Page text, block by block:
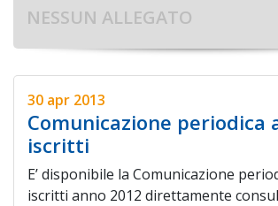
NESSUN ALLEGATO
30 apr 2013
Comunicazione periodica
iscritti
E’ disponibile la Comunicazione
iscritti anno 2012 direttamente